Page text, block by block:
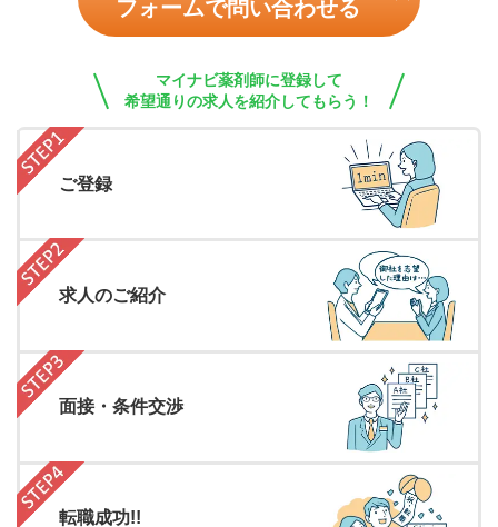
フォームで問い合わせる
マイナビ薬剤師に登録して
希望通りの求人を紹介してもらう！
ご登録
求人のご紹介
面接・条件交渉
転職成功!!